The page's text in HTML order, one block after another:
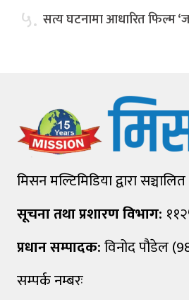
५. सत्य घटनामा आधारित फिल्म
मिसन मल्टिमिडिया द्वारा सञ्चालित
सूचना तथा प्रशारण विभाग:
प्रधान सम्पादक:विनोद पौडेल
सम्पर्क नम्बरः